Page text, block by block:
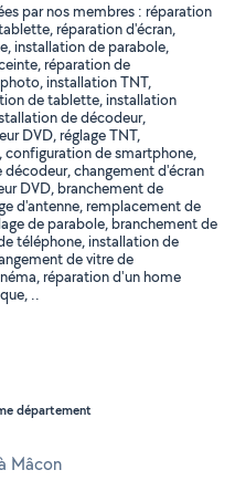
par nos membres : réparation
réparation d'écran,
installation de parabole,
réparation de
installation TNT,
de tablette, installation
de décodeur,
DVD, réglage TNT,
configuration de smartphone,
changement d'écran
DVD, branchement de
d'antenne, remplacement de
de parabole, branchement de
téléphone, installation de
de vitre de
réparation d'un home
..
département
Mâcon